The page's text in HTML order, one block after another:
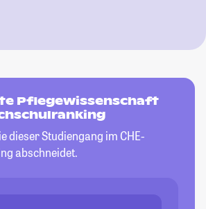
Pflegewissenschaft
dieser Studiengang im CHE-
abschneidet.